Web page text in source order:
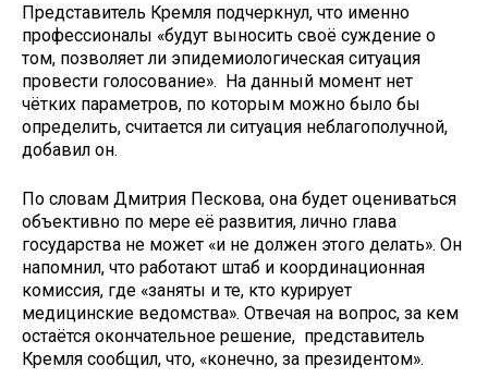
Представитель Кремля подчеркнул, что именно
профессионалы «будут выносить своё суждение о
том, позволяет ли эпидемиологическая ситуация
провести голосование». На данный момент нет
чётких параметров, по которым можно было бы
определить, считается ли ситуация неблагополучной,
добавил он.
По словам Дмитрия Пескова, она будет оцениваться
объективно по мере её развития, лично глава
государства не может «и не должен этого делать». Он
напомнил, что работают штаб и координационная
комиссия, где «заняты и те, кто курирует
медицинские ведомства». Отвечая на вопрос, за кем
остаётся окончательное решение, представитель
Кремля сообщил, что, «конечно, за президентом».